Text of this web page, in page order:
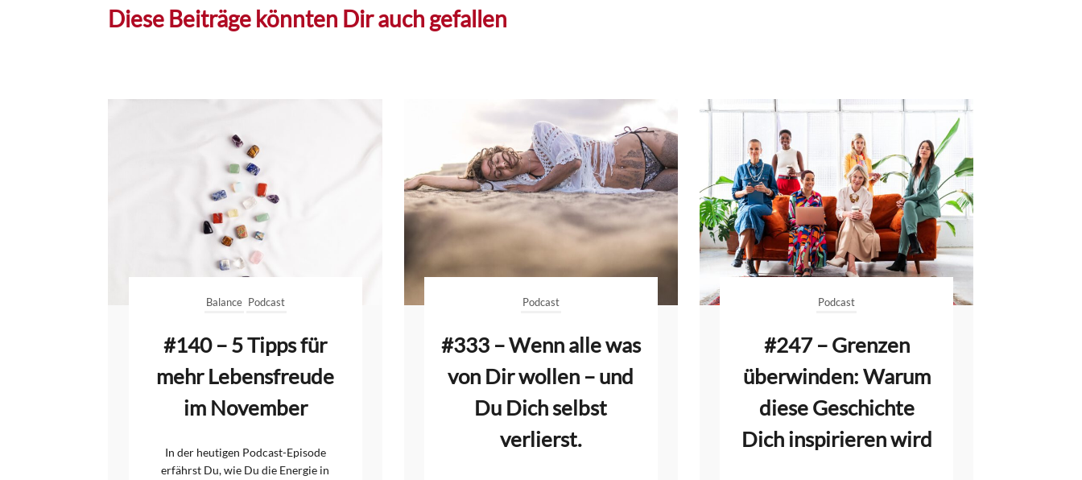
Diese Beiträge könnten Dir auch gefallen
Balance Podcast
#140 – 5 Tipps für
mehr Lebensfreude
im November
In der heutigen Podcast-Episode
erfährst Du, wie Du die Energie in
Podcast
#333 – Wenn alle was
von Dir wollen – und
Du Dich selbst
verlierst.
Podcast
#247 – Grenzen
überwinden: Warum
diese Geschichte
Dich inspirieren wird